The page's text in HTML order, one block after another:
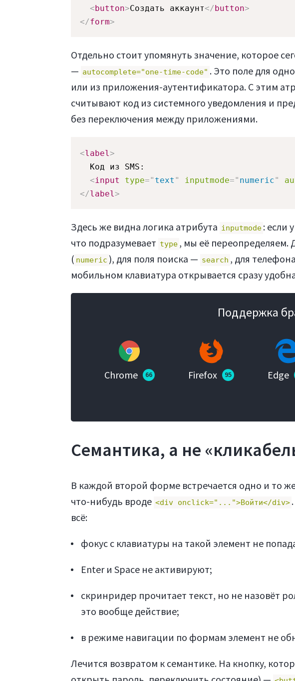
<button>Создать аккаунт</button>
</form>
Отдельно стоит упомянуть значение, которое
— autocomplete="one-time-code" . Это поле для
или из приложения-аутентификатора. С этим
считывают код из системного уведомления и
без переключения между приложениями.
<label>
  Код из SMS:
<input type=" text " inputmode=" numeric"
</label>
Здесь же видна логика атрибута inputmode : если
что подразумевает type , мы её переопределяем.
( numeric ), для поля поиска — search , для
мобильном клавиатура открывается сразу
Поддержка
Chrome 66 Firefox 95 Edge
Семантика, а не
В каждой второй форме встречается одно и то
что-нибудь вроде <div onclick="...">Войти</div>
всё:
фокус с клавиатуры на такой элемент не
Enter и Space не активируют;
скринридер прочитает текст, но не назовёт
это вообще действие;
в режиме навигации по формам элемент не
Лечится возвратом к семантике. На кнопку,